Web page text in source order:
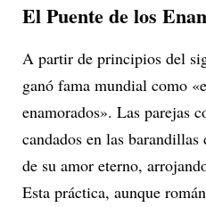
El Puente de los
A partir de principios del
ganó fama mundial como
enamorados». Las parejas
candados en las
de su amor eterno,
Esta práctica, aunque